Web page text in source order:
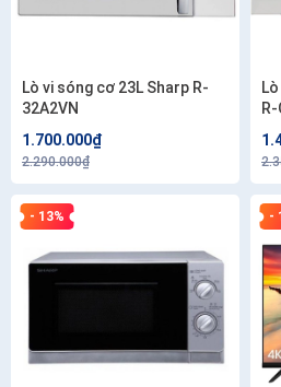
Lò vi sóng cơ 23L Sharp R-
32A2VN
1.700.000₫
2.290.000₫
- 13% -